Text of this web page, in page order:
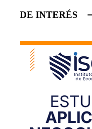
DE INTERÉS